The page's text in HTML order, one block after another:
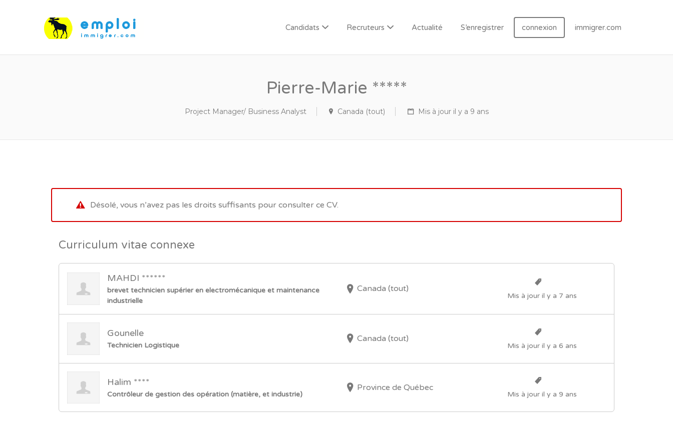
Candidats Recruteurs Actualité S’enregistrer connexion immigrer.com
Pierre-Marie *****
Project Manager/ Business Analyst Canada (tout) Mis à jour il y a 9 ans
Désolé, vous n’avez pas les droits suffisants pour consulter ce CV.
Curriculum vitae connexe
MAHDI ******
brevet technicien supérier en electromécanique et maintenance
industrielle
Canada (tout)
Mis à jour il y a 7 ans
Gounelle
Technicien Logistique
Canada (tout)
Mis à jour il y a 6 ans
Halim ****
Contrôleur de gestion des opération (matière, et industrie)
Province de Québec
Mis à jour il y a 9 ans